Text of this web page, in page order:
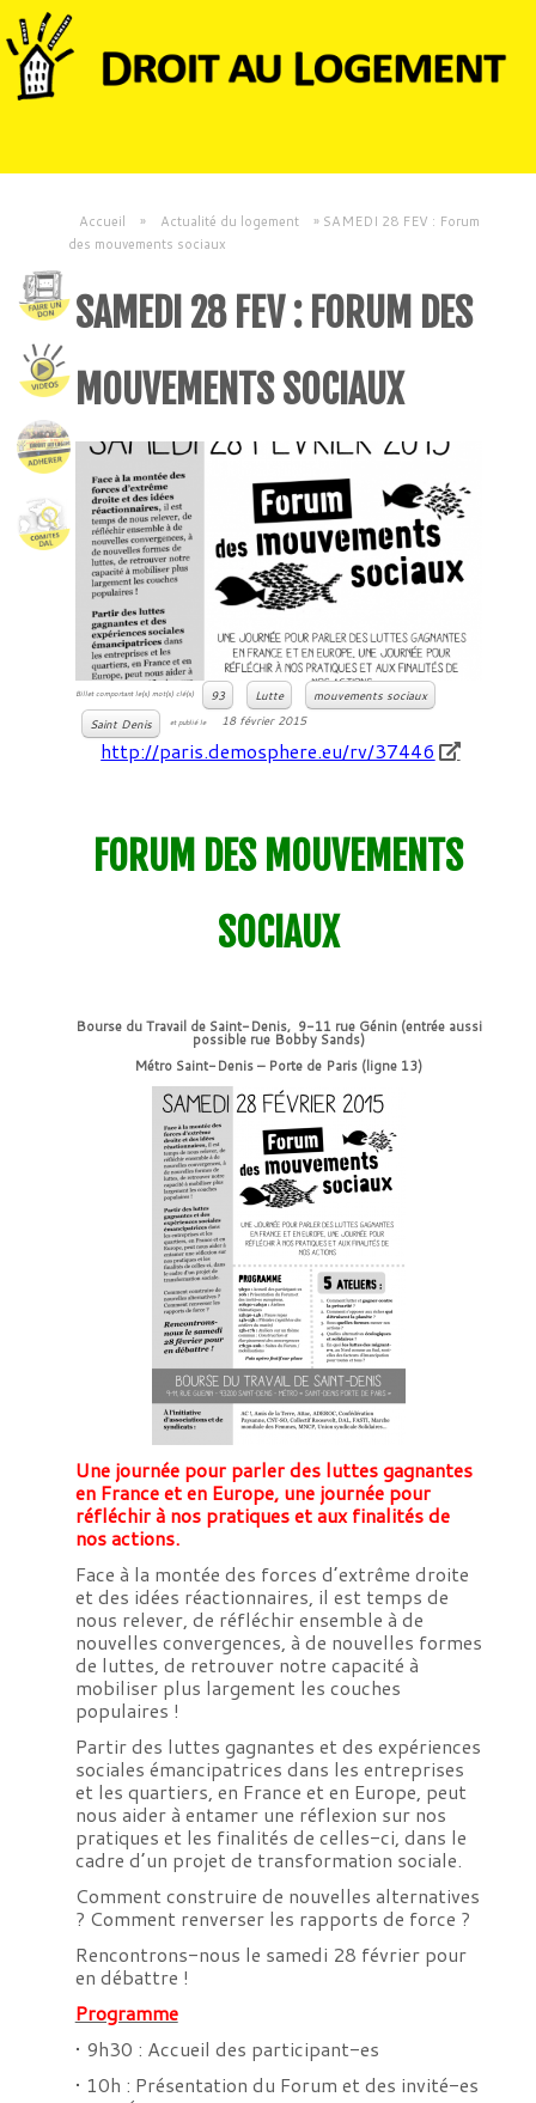
Accueil » Actualité du logement » SAMEDI 28 FEV : Forum
des mouvements sociaux
SAMEDI 28 FEV : FORUM DES
MOUVEMENTS SOCIAUX
Billet comportant le(s) mot(s) clé(s) 93 Lutte
mouvements sociaux
Saint Denis
et publié le 18 février 2015
http://paris.demosphere.eu/rv/37446
FORUM DES MOUVEMENTS
SOCIAUX
Bourse du Travail de Saint-Denis, 9-11 rue Génin (entrée aussi
possible rue Bobby Sands)
Métro Saint-Denis – Porte de Paris (ligne 13)
Une journée pour parler des luttes gagnantes
en France et en Europe, une journée pour
réfléchir à nos pratiques et aux finalités de
nos actions.
Face à la montée des forces d’extrême droite
et des idées réactionnaires, il est temps de
nous relever, de réfléchir ensemble à de
nouvelles convergences, à de nouvelles formes
de luttes, de retrouver notre capacité à
mobiliser plus largement les couches
populaires !
Partir des luttes gagnantes et des expériences
sociales émancipatrices dans les entreprises
et les quartiers, en France et en Europe, peut
nous aider à entamer une réflexion sur nos
pratiques et les finalités de celles-ci, dans le
cadre d’un projet de transformation sociale.
Comment construire de nouvelles alternatives
? Comment renverser les rapports de force ?
Rencontrons-nous le samedi 28 février pour
en débattre !
Programme
• 9h30 : Accueil des participant-es
• 10h : Présentation du Forum et des invité-es